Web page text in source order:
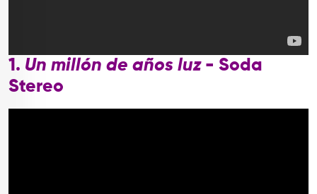
1. Un millón de años luz- Soda
Stereo